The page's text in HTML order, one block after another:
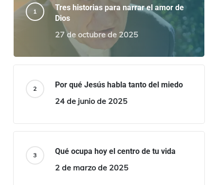
Tres historias para narrar el amor de
Dios
27 de octubre de 2025
Por qué Jesús habla tanto del miedo
24 de junio de 2025
Qué ocupa hoy el centro de tu vida
2 de marzo de 2025